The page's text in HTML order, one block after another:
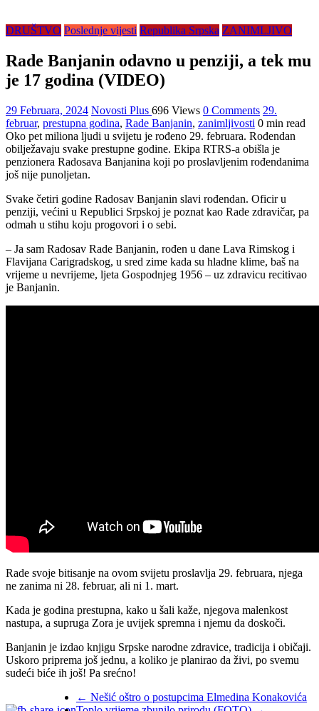
DRUŠTVO Poslednje vijesti Republika Srpska ZANIMLJIVO
Rade Banjanin odavno u penziji, a tek mu
je 17 godina (VIDEO)
29 Februara, 2024 Novosti Plus 696 Views 0 Comments 29.
februar, prestupna godina, Rade Banjanin, zanimljivosti 0 min read
Oko pet miliona ljudi u svijetu je rođeno 29. februara. Rođendan
obilježavaju svake prestupne godine. Ekipa RTRS-a obišla je
penzionera Radosava Banjanina koji po proslavljenim rođendanima
još nije punoljetan.
Svake četiri godine Radosav Banjanin slavi rođendan. Oficir u
penziji, većini u Republici Srpskoj je poznat kao Rade zdravičar, pa
odmah u stihu koju progovori i o sebi.
– Јa sam Radosav Rade Banjanin, rođen u dane Lava Rimskog i
Flavijana Carigradskog, u sred zime kada su hladne klime, baš na
vrijeme u nevrijeme, ljeta Gospodnjeg 1956 – uz zdravicu recitivao
je Banjanin.
Rade svoje bitisanje na ovom svijetu proslavlja 29. februara, njega
ne zanima ni 28. februar, ali ni 1. mart.
Kada je godina prestupna, kako u šali kaže, njegova malenkost
nastupa, a supruga Zora je uvijek spremna i njemu da doskoči.
Banjanin je izdao knjigu Srpske narodne zdravice, tradicija i običaji.
Uskoro priprema još jednu, a koliko je planirao da živi, po svemu
sudeći biće ih još! Pa srećno!
← Nešić oštro o postupcima Elmedina Konakovića